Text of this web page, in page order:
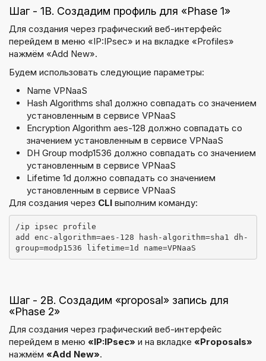
Шаг - 1B. Создадим профиль для «Phase 1»
Для создания через графический веб-интерфейс
перейдем в меню «IP:IPsec» и на вкладке «Profiles»
нажмём «Add New».
Будем использовать следующие параметры:
Name VPNaaS
Hash Algorithms sha1 должно совпадать со значением
установленным в сервисе VPNaaS
Encryption Algorithm aes-128 должно совпадать со
значением установленным в сервисе VPNaaS
DH Group modp1536 должно совпадать со значением
установленным в сервисе VPNaaS
Lifetime 1d должно совпадать со значением
установленным в сервисе VPNaaS
Для создания через CLI выполним команду:
/ip ipsec profile
add enc-algorithm=aes-128 hash-algorithm=sha1 dh-
group=modp1536 lifetime=1d name=VPNaaS
Шаг - 2B. Создадим «proposal» запись для
«Phase 2»
Для создания через графический веб-интерфейс
перейдем в меню «IP:IPsec» и на вкладке «Proposals»
нажмём «Add New».